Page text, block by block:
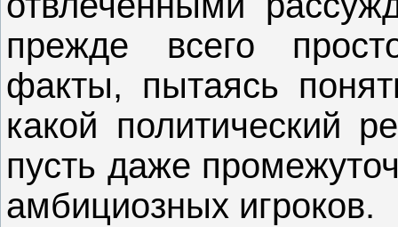
прежде всего
факты, пытаясь
какой политический
пусть даже
амбициозных игроков.